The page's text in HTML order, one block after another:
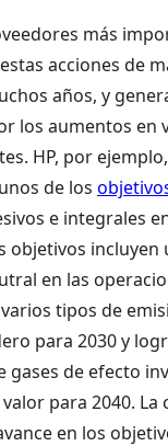
más
acciones de
años, y
los aumentos en
HP, por ejemplo,
de los
e integrales
objetivos
en las
tipos de
para 2030 y
gases de efecto
para 2040. La
en los